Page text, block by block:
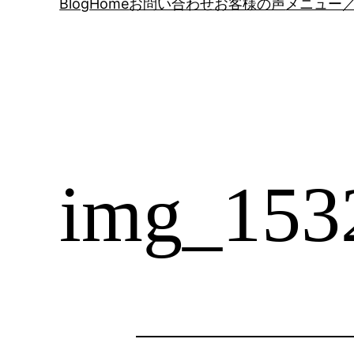
BlogHomeお問い合わせお客様の声 メニュー